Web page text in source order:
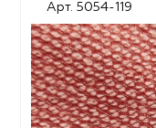
Арт. 5054-119